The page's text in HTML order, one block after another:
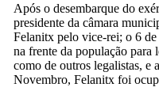
Após o desembarque do
presidente da câmara
Felanitx pelo vice-rei; o 6
na frente da população para
como de outros legalistas, e
Novembro, Felanitx foi